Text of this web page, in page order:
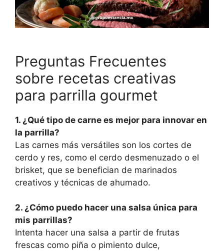
Preguntas Frecuentes
sobre recetas creativas
para parrilla gourmet
1. ¿Qué tipo de carne es mejor para innovar en
la parrilla?
Las carnes más versátiles son los cortes de
cerdo y res, como el cerdo desmenuzado o el
brisket, que se benefician de marinados
creativos y técnicas de ahumado.
2. ¿Cómo puedo hacer una salsa única para
mis parrillas?
Intenta hacer una salsa a partir de frutas
frescas como piña o pimiento dulce,